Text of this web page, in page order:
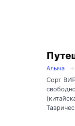
Алыча
Сорт